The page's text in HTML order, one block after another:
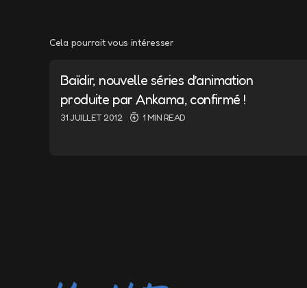
Message
Cela pourrait vous intéresser
Baïdir, nouvelle séries d’animation
produite par Ankama, confirmé !
31 JUILLET 2012 1 MIN READ